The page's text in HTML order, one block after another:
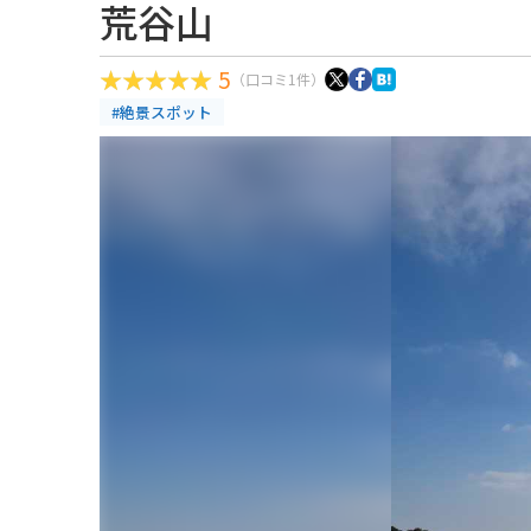
荒谷山
5 （口コミ1件）
#絶景スポット